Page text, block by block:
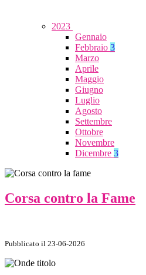
2023
Gennaio
Febbraio 3
Marzo
Aprile
Maggio
Giugno
Luglio
Agosto
Settembre
Ottobre
Novembre
Dicembre 3
Corsa contro la Fame
Pubblicato il 23-06-2026